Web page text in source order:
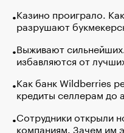
Казино проиграло.
разрушают
Выживают
избавляются от
Как банк Wildberries
кредиты селлерам до
Сотрудники открыли
компаниям. Зачем им